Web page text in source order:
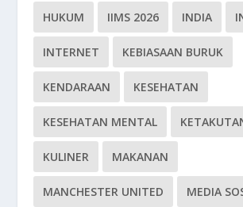
HUKUM IIMS 2026 INDIA
INTERNET KEBIASAAN BURUK
KENDARAAN KESEHATAN
KESEHATAN MENTAL
KULINER MAKANAN
MANCHESTER UNITED MEDIA